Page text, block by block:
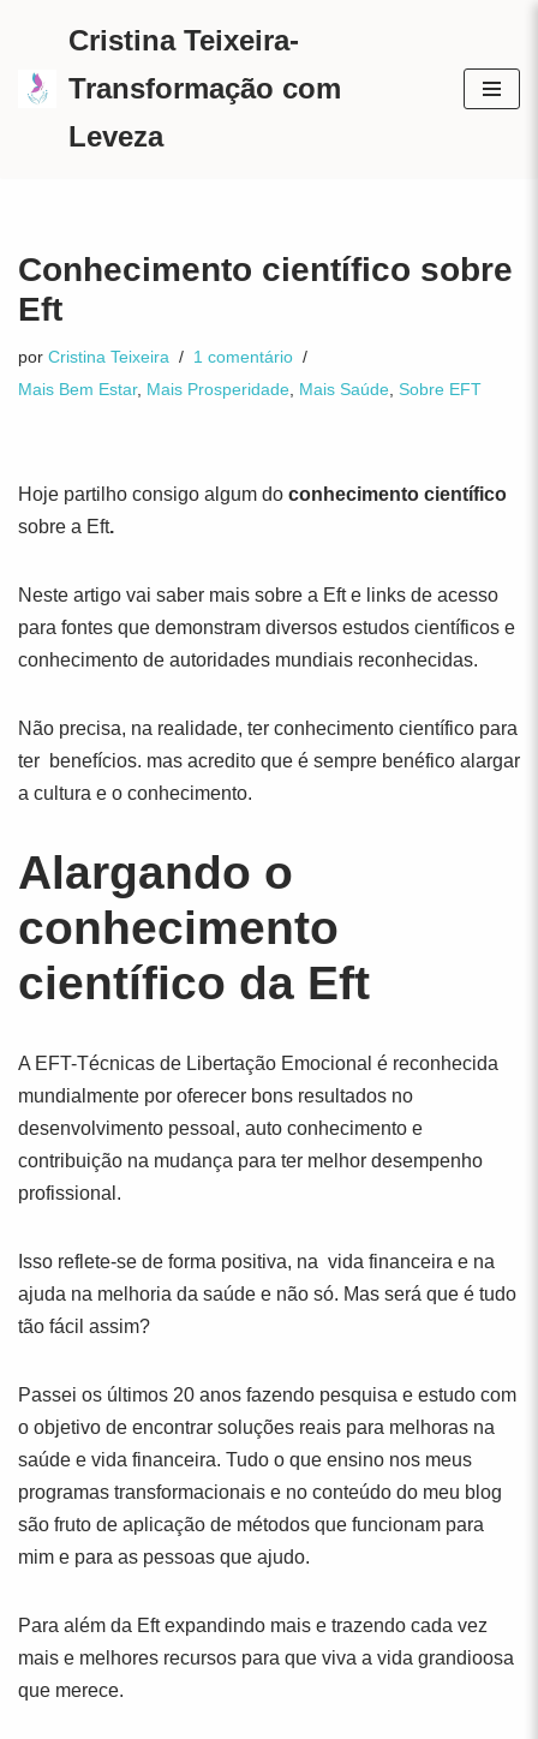
para
Cristina Teixeira-
Transformação com
Leveza
Conhecimento científico sobre
Eft
por Cristina Teixeira
1 comentário
Mais Bem Estar, Mais Prosperidade Mais Saúde Sobre EFT
Hoje partilho consigo algum do conhecimento científico
sobre a Eft.
Neste artigo vai saber mais sobre a Eft e links de acesso
para fontes que demonstram diversos estudos científicos e
conhecimento de autoridades mundiais reconhecidas.
Não precisa, na realidade, ter conhecimento científico para
ter benefícios. mas acredito que é sempre benéfico alargar
a cultura e o conhecimento.
Alargando o
conhecimento
científico da Eft
A EFT-Técnicas de Libertação Emocional é reconhecida
mundialmente por oferecer bons resultados no
desenvolvimento pessoal, auto conhecimento e
contribuição na mudança para ter melhor desempenho
profissional.
Isso reflete-se de forma positiva, na vida financeira e na
ajuda na melhoria da saúde e não só. Mas será que é tudo
tão fácil assim?
Passei os últimos 20 anos fazendo pesquisa e estudo com
o objetivo de encontrar soluções reais para melhoras na
saúde e vida financeira. Tudo o que ensino nos meus
programas transformacionais e no conteúdo do meu blog
são fruto de aplicação de métodos que funcionam para
mim e para as pessoas que ajudo.
Para além da Eft expandindo mais e trazendo cada vez
mais e melhores recursos para que viva a vida grandioosa
que merece.